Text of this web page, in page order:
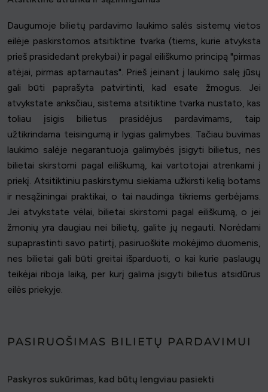
Daugumoje bilietų pardavimo laukimo salės sistemų vietos
eilėje paskirstomos atsitiktine tvarka (tiems, kurie atvyksta
prieš prasidedant prekybai) ir pagal eiliškumo principą "pirmas
atėjai, pirmas aptarnautas". Prieš įeinant į laukimo salę jūsų
gali būti paprašyta patvirtinti, kad esate žmogus. Jei
atvykstate anksčiau, sistema atsitiktine tvarka nustato, kas
toliau įsigis bilietus prasidėjus pardavimams, taip
užtikrindama teisingumą ir lygias galimybes. Tačiau buvimas
laukimo salėje negarantuoja galimybės įsigyti bilietus, nes
bilietai skirstomi pagal eiliškumą, kai vartotojai atrenkami į
priekį. Atsitiktiniu paskirstymu siekiama užkirsti kelią botams
ir nesąžiningai praktikai, o tai naudinga tikriems gerbėjams.
Jei atvykstate vėlai, bilietai skirstomi pagal eiliškumą, o jei
žmonių yra daugiau nei bilietų, galite jų negauti. Norėdami
supaprastinti savo patirtį, pasiruoškite mokėjimo duomenis,
nes bilietai gali būti greitai išparduoti, o kai kurie paslaugų
teikėjai riboja laiką, per kurį galima įsigyti bilietus atsidūrus
eilės priekyje.
PASIRUOŠIMAS BILIETŲ PARDAVIMUI
Paskyros sukūrimas, kad būtų lengviau pasiekti